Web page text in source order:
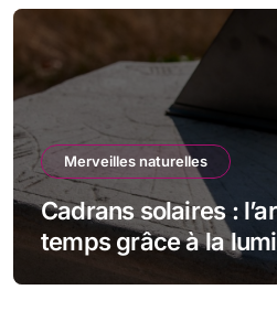
Merveilles naturelles
Cadrans solaires :
temps grâce à la